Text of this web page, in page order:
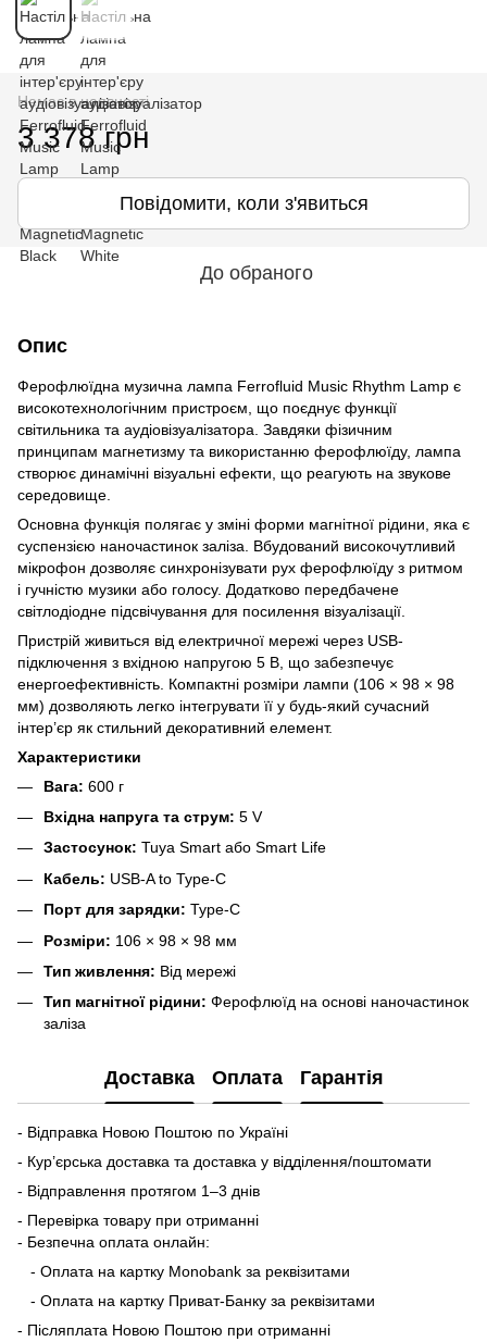
Немає в наявності
3 378 грн
Повідомити, коли з'явиться
До обраного
Опис
Ферофлюїдна музична лампа Ferrofluid Music Rhythm Lamp є
високотехнологічним пристроєм, що поєднує функції
світильника та аудіовізуалізатора. Завдяки фізичним
принципам магнетизму та використанню ферофлюїду, лампа
створює динамічні візуальні ефекти, що реагують на звукове
середовище.
Основна функція полягає у зміні форми магнітної рідини, яка є
суспензією наночастинок заліза. Вбудований високочутливий
мікрофон дозволяє синхронізувати рух ферофлюїду з ритмом
і гучністю музики або голосу. Додатково передбачене
світлодіодне підсвічування для посилення візуалізації.
Пристрій живиться від електричної мережі через USB-
підключення з вхідною напругою 5 В, що забезпечує
енергоефективність. Компактні розміри лампи (106 × 98 × 98
мм) дозволяють легко інтегрувати її у будь-який сучасний
інтер’єр як стильний декоративний елемент.
Характеристики
Вага: 600 г
Вхідна напруга та струм: 5 V
Застосунок: Tuya Smart або Smart Life
Кабель: USB-A to Type-C
Порт для зарядки: Type-C
Розміри: 106 × 98 × 98 мм
Тип живлення: Від мережі
Тип магнітної рідини: Ферофлюїд на основі наночастинок
заліза
Доставка Оплата Гарантія
- Відправка Новою Поштою по Україні
- Кур’єрська доставка та доставка у відділення/поштомати
- Відправлення протягом 1–3 днів
- Перевірка товару при отриманні
- Безпечна оплата онлайн:
- Оплата на картку Monobank за реквізитами
- Оплата на картку Приват-Банку за реквізитами
- Післяплата Новою Поштою при отриманні